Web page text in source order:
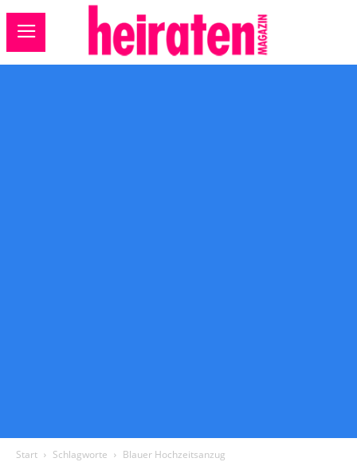
Start Schlagworte Blauer Hochzeitsanzug